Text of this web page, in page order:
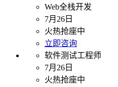
Web全栈开发
7月26日
火热抢座中
立即咨询
软件测试工程师
7月26日
火热抢座中